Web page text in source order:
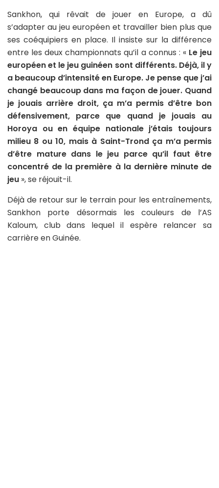
Sankhon, qui rêvait de jouer en Europe, a dû
s’adapter au jeu européen et travailler bien plus que
ses coéquipiers en place. Il insiste sur la différence
entre les deux championnats qu’il a connus : « Le jeu
européen et le jeu guinéen sont différents. Déjà, il y
a beaucoup d’intensité en Europe. Je pense que j’ai
changé beaucoup dans ma façon de jouer. Quand
je jouais arrière droit, ça m’a permis d’être bon
défensivement, parce que quand je jouais au
Horoya ou en équipe nationale j’étais toujours
milieu 8 ou 10, mais à Saint-Trond ça m’a permis
d’être mature dans le jeu parce qu’il faut être
concentré de la première à la dernière minute de
jeu », se réjouit-il.
Déjà de retour sur le terrain pour les entraînements,
Sankhon porte désormais les couleurs de l’AS
Kaloum, club dans lequel il espère relancer sa
carrière en Guinée.